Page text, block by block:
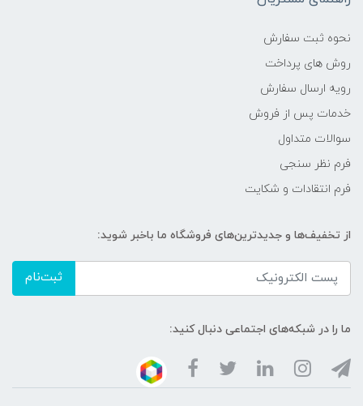
نحوه ثبت سفارش
روش های پرداخت
رویه ارسال سفارش
خدمات پس از فروش
سوالات متداول
فرم نظر سنجی
فرم انتقادات و شکایت
از تخفیف‌ها و جدیدترین‌های فروشگاه ما باخبر شوید:
ثبت‌نام
ما را در شبکه‌های اجتماعی دنبال کنید: